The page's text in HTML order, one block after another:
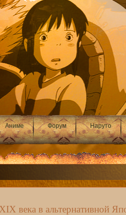
Аниме Форум Наруто
века в альтернативной